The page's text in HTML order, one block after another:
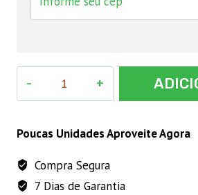
quantidade
Poucas Unidades Aproveite Agora
Compra Segura
7 Dias de Garantia